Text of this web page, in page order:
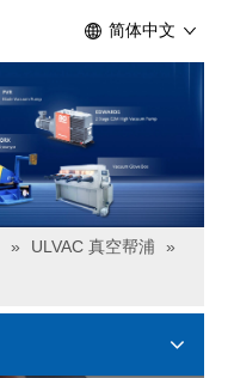
简体中文
» ULVAC 真空帮浦 »